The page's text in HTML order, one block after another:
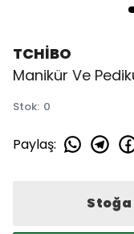
TCHİBO
Manikür Ve
Stok: 0
Paylaş: